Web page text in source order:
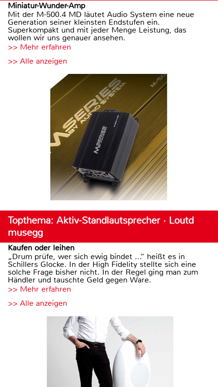
Miniatur-Wunder-Amp
Mit der M-500.4 MD läutet Audio System eine neue
Generation seiner kleinsten Endstufen ein.
Superkompakt und mit jeder Menge Leistung, das
wollen wir uns genauer ansehen.
>> Mehr erfahren
>> Alle anzeigen
Topthema: Aktiv-Standlautsprecher · Loutd
musegg
Kaufen oder leihen
„Drum prüfe, wer sich ewig bindet ...“ heißt es in
Schillers Glocke. In der High Fidelity stellte sich eine
solche Frage bisher nicht. In der Regel ging man zum
Händler und tauschte Geld gegen Ware.
>> Mehr erfahren
>> Alle anzeigen